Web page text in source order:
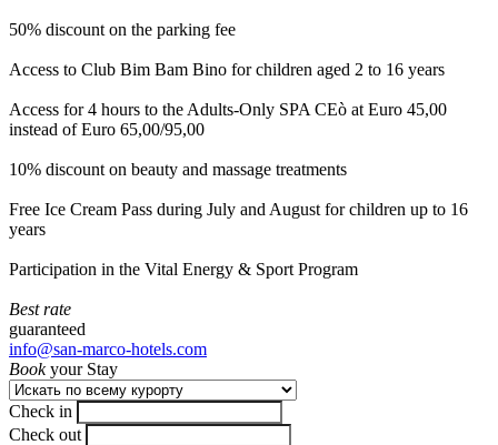
50% discount on the parking fee
Access to Club Bim Bam Bino for children aged 2 to 16 years
Access for 4 hours to the Adults-Only SPA CEò at Euro 45,00
instead of Euro 65,00/95,00
10% discount on beauty and massage treatments
Free Ice Cream Pass during July and August for children up to 16
years
Participation in the Vital Energy & Sport Program
Best rate
guaranteed
info@san-marco-hotels.com
Bookyour Stay
Check in
Check out